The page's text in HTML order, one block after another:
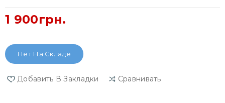
1 900грн.
Нет На Складе
Добавить В Закладки Сравнивать